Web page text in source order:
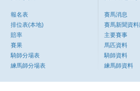
報名表
排位表(本地)
賠率
賽果
騎師分場表
練馬師分場表
賽馬消息
賽馬新聞資
主要賽事
馬匹資料
騎師資料
練馬師資料